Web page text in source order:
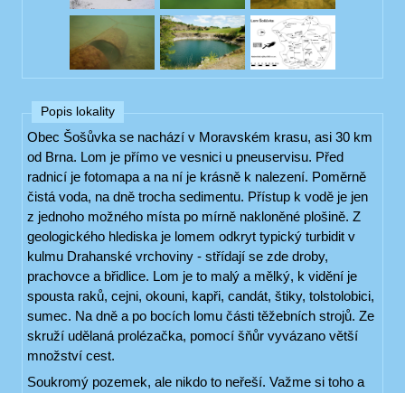
Popis lokality
Obec Šošůvka se nachází v Moravském krasu, asi 30 km
od Brna. Lom je přímo ve vesnici u pneuservisu. Před
radnicí je fotomapa a na ní je krásně k nalezení. Poměrně
čistá voda, na dně trocha sedimentu. Přístup k vodě je jen
z jednoho možného místa po mírně nakloněné plošině. Z
geologického hlediska je lomem odkryt typický turbidit v
kulmu Drahanské vrchoviny - střídají se zde droby,
prachovce a břidlice. Lom je to malý a mělký, k vidění je
spousta raků, cejni, okouni, kapři, candát, štiky, tolstolobici,
sumec. Na dně a po bocích lomu části těžebních strojů. Ze
skruží udělaná prolézačka, pomocí šňůr vyvázano větší
množství cest.
Soukromý pozemek, ale nikdo to neřeší. Važme si toho a